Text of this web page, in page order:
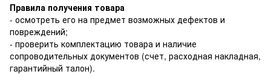
Правила получения товара
- осмотреть его на предмет возможных дефектов и
повреждений;
- проверить комплектацию товара и наличие
сопроводительных документов (счет, расходная накладная,
гарантийный талон).